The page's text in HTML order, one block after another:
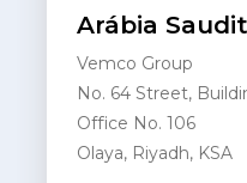
Arábia
Vemco Group
No. 64 Street,
Office No. 106
Olaya, Riyadh, KSA